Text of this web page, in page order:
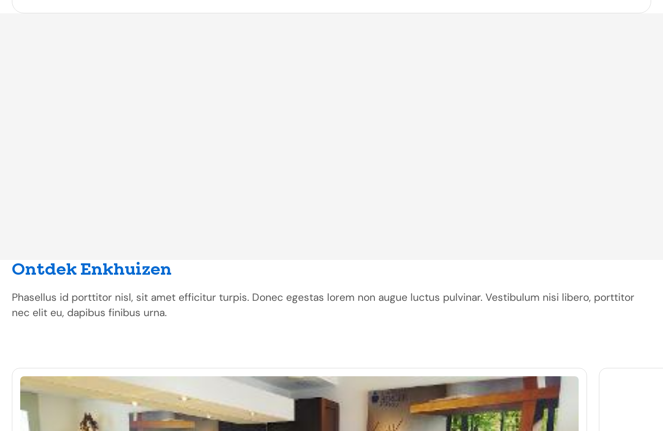
Ontdek Enkhuizen
Phasellus id porttitor nisl, sit amet efficitur turpis. Donec egestas lorem non augue luctus pulvinar. Vestibulum nisi libero, porttitor
nec elit eu, dapibus finibus urna.